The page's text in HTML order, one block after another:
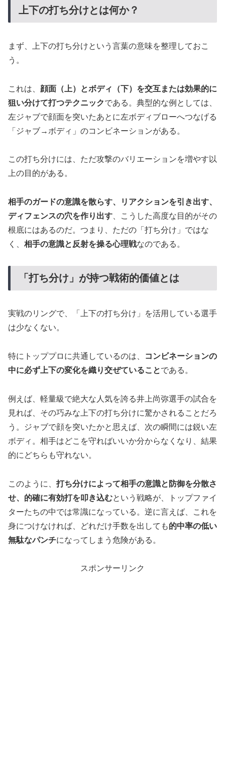
上下の打ち分けとは何か？
まず、上下の打ち分けという言葉の意味を整理しておこ
う。
これは、 顔面（上）とボディ（下）を交互または効果的に
狙い分けて打つテクニックである。典型的な例としては、
左ジャブで顔面を突いたあとに左ボディブローへつなげる
「ジャブ→ボディ」のコンビネーションがある。
この打ち分けには、ただ攻撃のバリエーションを増やす以
上の目的がある。
相手のガードの意識を散らす、リアクションを引き出す、
ディフェンスの穴を作り出す 、こうした高度な目的がその
根底にはあるのだ。つまり、ただの「打ち分け」ではな
く、 相手の意識と反射を操る心理戦なのである。
「打ち分け」が持つ戦術的価値とは
実戦のリングで、「上下の打ち分け」を活用している選手
は少なくない。
特にトッププロに共通しているのは、
コンビネーションの
中に必ず上下の変化を織り交ぜていることである。
例えば、軽量級で絶大な人気を誇る井上尚弥選手の試合を
見れば、その巧みな上下の打ち分けに驚かされることだろ
う。ジャブで顔を突いたかと思えば、次の瞬間には鋭い左
ボディ。相手はどこを守ればいいか分からなくなり、結果
的にどちらも守れない。
このように、 打ち分けによって相手の意識と防御を分散さ
せ、的確に有効打を叩き込むという戦略が、トップファイ
ターたちの中では常識になっている。逆に言えば、これを
身につけなければ、どれだけ手数を出しても的中率の低い
無駄なパンチになってしまう危険がある。
スポンサーリンク